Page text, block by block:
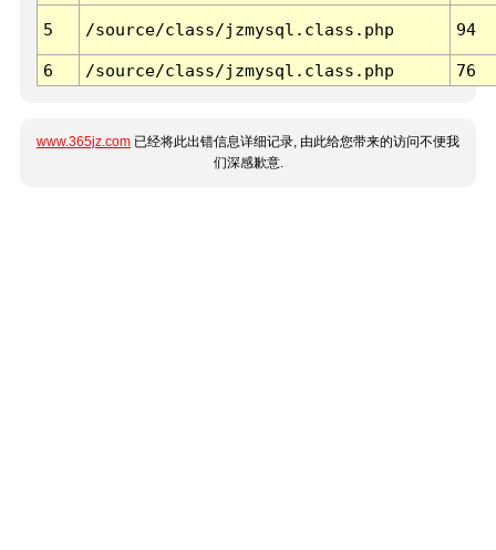
5 /source/class/jzmysql.class.php 94
6 /source/class/jzmysql.class.php 76
www.365jz.com 已经将此出错信息详细记录, 由此给您带来的访问不便我
们深感歉意.